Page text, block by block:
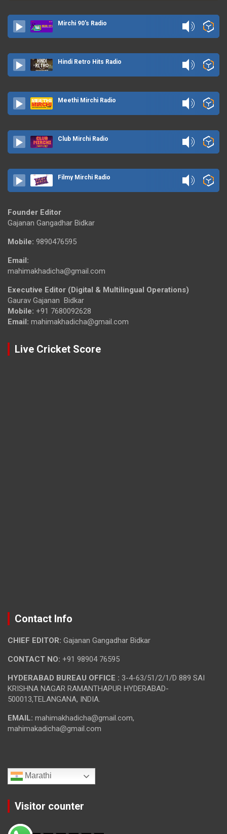
Mirchi 90's Radio
Hindi Retro Hits Radio
Meethi Mirchi Radio
Club Mirchi Radio
Filmy Mirchi Radio
Founder Editor
Gajanan Gangadhar Bidkar
Mobile: 9890476595
Email:
mahimakhadicha@gmail.com
Executive Editor (Digital & Multilingual Operations)
Gaurav Gajanan Bidkar
Mobile: +91 7680092628
Email: mahimakhadicha@gmail.com
Live Cricket Score
Contact Info
CHIEF EDITOR: Gajanan Gangadhar Bidkar
CONTACT NO: +91 98904 76595
HYDERABAD BUREAU OFFICE : 3-4-63/51/2/1/D 889 SAI
KRISHNA NAGAR RAMANTHAPUR HYDERABAD-
500013,TELANGANA, INDIA.
EMAIL: mahimakhadicha@gmail.com,
mahimakadicha@gmail.com
Marathi
Visitor counter